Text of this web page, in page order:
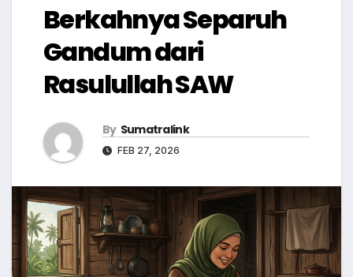
Berkahnya Separuh
Gandum dari
Rasulullah SAW
By Sumatralink
FEB 27, 2026